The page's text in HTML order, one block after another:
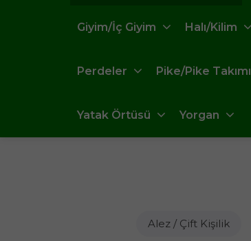
Giyim/İç Giyim Halı/Kilim
Perdeler Pike/Pike Takımı
Yatak Örtüsü Yorgan
Alez / Çift Kişilik